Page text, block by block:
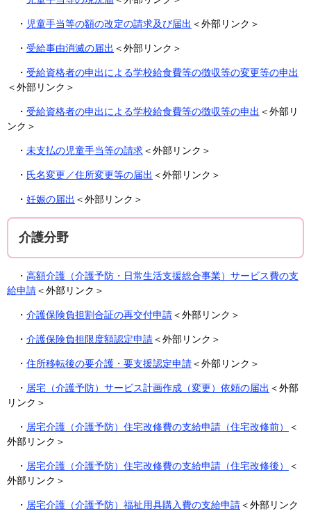
・ 児童手当等の額の改定の請求及び届出 ＜外部リンク＞
・ 受給事由消滅の届出 ＜外部リンク＞
・ 受給資格者の申出による学校給食費等の徴収等の変更等の申出
＜外部リンク＞
・ 受給資格者の申出による学校給食費等の徴収等の申出 ＜外部リ
ンク＞
・ 未支払の児童手当等の請求＜外部リンク＞
・ 氏名変更／住所変更等の届出 ＜外部リンク＞
・ 妊娠の届出 ＜外部リンク＞
介護分野
・ 高額介護（介護予防・日常生活支援総合事業）サービス費の支
給申請＜外部リンク＞
・ 介護保険負担割合証の再交付申請＜外部リンク＞
・ 介護保険負担限度額認定申請＜外部リンク＞
・ 住所移転後の要介護・要支援認定申請＜外部リンク＞
・ 居宅（介護予防）サービス計画作成（変更）依頼の届出 ＜外部
リンク＞
・ 居宅介護（介護予防）住宅改修費の支給申請（住宅改修前）
＜
外部リンク＞
・ 居宅介護（介護予防）住宅改修費の支給申請（住宅改修後）
＜
外部リンク＞
・ 居宅介護（介護予防）福祉用具購入費の支給申請＜外部リンク